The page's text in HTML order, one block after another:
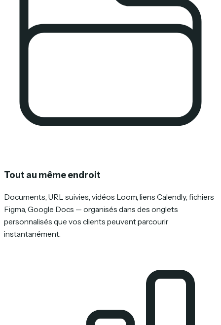
Tout au même endroit
Documents, URL suivies, vidéos Loom, liens Calendly, fichiers
Figma, Google Docs — organisés dans des onglets
personnalisés que vos clients peuvent parcourir
instantanément.